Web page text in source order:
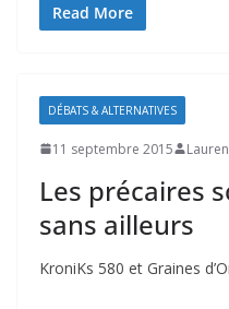
Read More
DÉBATS & ALTERNATIVES
11 septembre 2015
Les précaires
sans ailleurs
KroniKs 580 et Graines